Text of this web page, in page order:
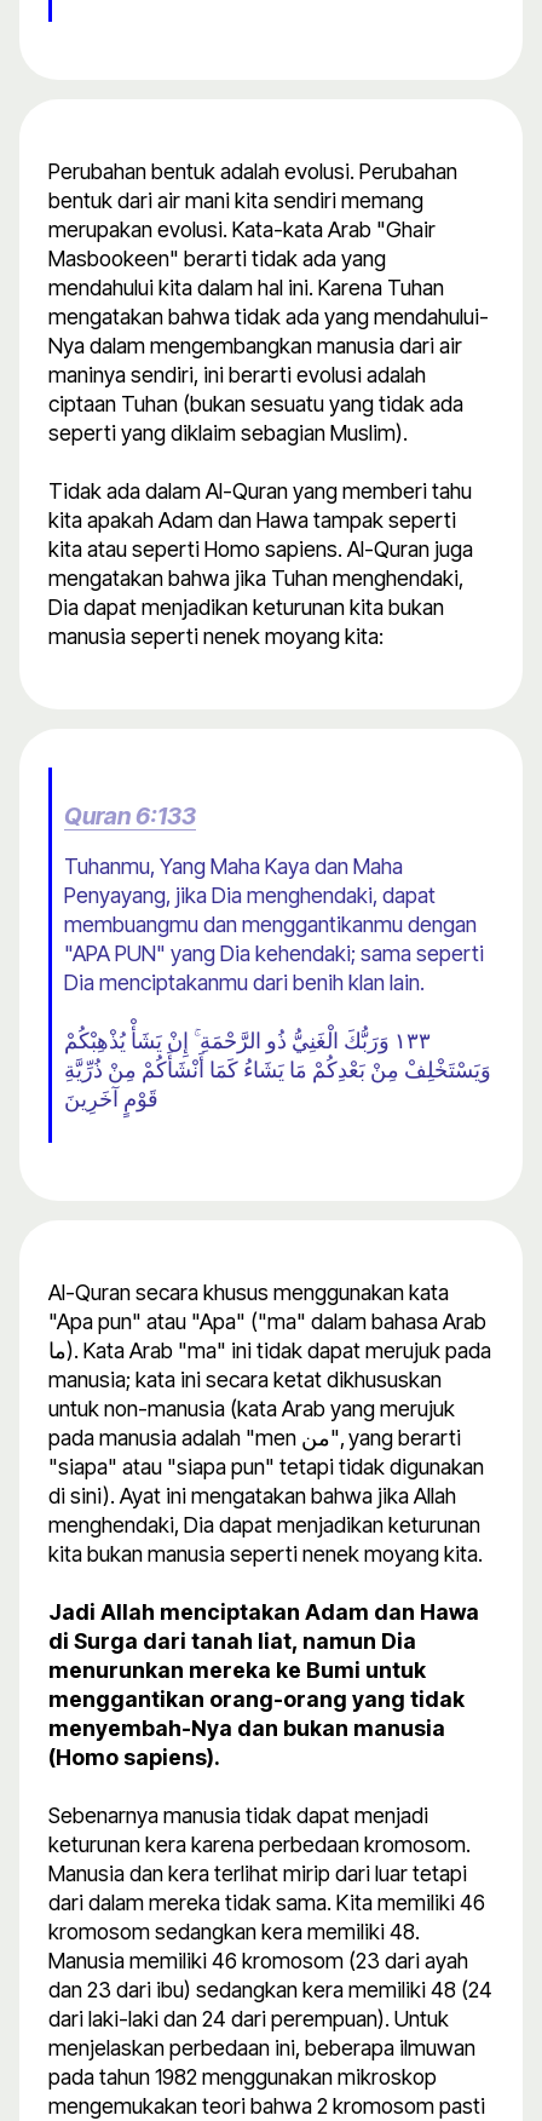
Perubahan bentuk adalah evolusi. Perubahan
bentuk dari air mani kita sendiri memang
merupakan evolusi. Kata-kata Arab "Ghair
Masbookeen" berarti tidak ada yang
mendahului kita dalam hal ini. Karena Tuhan
mengatakan bahwa tidak ada yang mendahului-
Nya dalam mengembangkan manusia dari air
maninya sendiri, ini berarti evolusi adalah
ciptaan Tuhan (bukan sesuatu yang tidak ada
seperti yang diklaim sebagian Muslim).
Tidak ada dalam Al-Quran yang memberi tahu
kita apakah Adam dan Hawa tampak seperti
kita atau seperti Homo sapiens. Al-Quran juga
mengatakan bahwa jika Tuhan menghendaki,
Dia dapat menjadikan keturunan kita bukan
manusia seperti nenek moyang kita:
Quran 6:133
Tuhanmu, Yang Maha Kaya dan Maha
Penyayang, jika Dia menghendaki, dapat
membuangmu dan menggantikanmu dengan
"APA PUN" yang Dia kehendaki; sama seperti
Dia menciptakanmu dari benih klan lain.
١٣٣ وَرَبُّكَ الْغَنِيُّ ذُو الرَّحْمَةِ ۚ إِنْ يَشَأْ يُذْهِبْكُمْ
وَيَسْتَخْلِفْ مِنْ بَعْدِكُمْ مَا يَشَاءُ كَمَا أَنْشَأَكُمْ مِنْ ذُرِّيَّةِ
قَوْمٍ آخَرِينَ
Al-Quran secara khusus menggunakan kata
"Apa pun" atau "Apa" ("ma" dalam bahasa Arab
ما). Kata Arab "ma" ini tidak dapat merujuk pada
manusia; kata ini secara ketat dikhususkan
untuk non-manusia (kata Arab yang merujuk
pada manusia adalah "men من", yang berarti
"siapa" atau "siapa pun" tetapi tidak digunakan
di sini). Ayat ini mengatakan bahwa jika Allah
menghendaki, Dia dapat menjadikan keturunan
kita bukan manusia seperti nenek moyang kita.
Jadi Allah menciptakan Adam dan Hawa
di Surga dari tanah liat, namun Dia
menurunkan mereka ke Bumi untuk
menggantikan orang-orang yang tidak
menyembah-Nya dan bukan manusia
(Homo sapiens).
Sebenarnya manusia tidak dapat menjadi
keturunan kera karena perbedaan kromosom.
Manusia dan kera terlihat mirip dari luar tetapi
dari dalam mereka tidak sama. Kita memiliki 46
kromosom sedangkan kera memiliki 48.
Manusia memiliki 46 kromosom (23 dari ayah
dan 23 dari ibu) sedangkan kera memiliki 48 (24
dari laki-laki dan 24 dari perempuan). Untuk
menjelaskan perbedaan ini, beberapa ilmuwan
pada tahun 1982 menggunakan mikroskop
mengemukakan teori bahwa 2 kromosom pasti